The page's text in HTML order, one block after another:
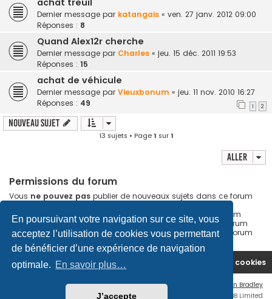
En poursuivant votre navigation sur ce site, vous
acceptez l’utilisation de cookies vous permettant
de bénéficier d’une expérience de navigation
optimale. En savoir plus…
J’accepte
achat treuil
Dernier message par katangais « ven. 27 janv. 2012 09:00
Réponses : 8
Quand Alex12r cherche
Dernier message par Charles « jeu. 15 déc. 2011 19:53
Réponses : 15
achat de véhicule
Dernier message par Vieuxbonum « jeu. 11 nov. 2010 16:27
Réponses : 49 1 2
Nouveau sujet
13 sujets • Page1 sur1
Aller
Permissions du forum
Vous ne pouvez pas publier de nouveaux sujets dans ce forum
Vous
ne pouvez pasmodifier vos messages dans ce forum
Vousne pouvez passupprimer vos messages dans ce forum
Vousne pouvez pastransférer de pièces jointes dans ce forum
Accueil Supprimer les cookies
Nous contacter
Ian Bradley
Développé parphpBB ® Forum Software © phpBB Limited